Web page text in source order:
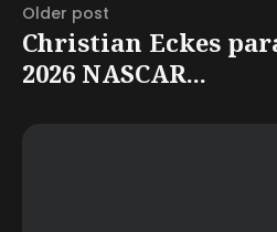
Older post
Christian Eckes
2026 NASCAR...